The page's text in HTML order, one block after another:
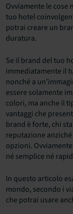
Ovviamente le cose
tuo hotel
potrai creare un
duratura.
Se il brand del tuo
immediatamente il
nonché a
essere solamente
colori, ma anche il
vantaggi che
brand è forte, chi sta
reputazione
opzioni.
né semplice né
In questo articolo
mondo, secondo i
che potrai usare